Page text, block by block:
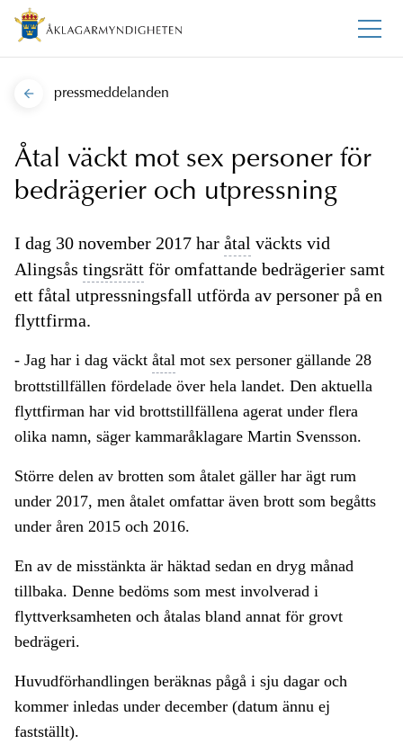
pressmeddelanden
Åtal väckt mot sex personer för
bedrägerier och utpressning
I dag 30 november 2017 har åtal väckts vid
Alingsås tingsrätt för omfattande bedrägerier samt
ett fåtal utpressningsfall utförda av personer på en
flyttfirma.
- Jag har i dag väckt åtal mot sex personer gällande 28
brottstillfällen fördelade över hela landet. Den aktuella
flyttfirman har vid brottstillfällena agerat under flera
olika namn, säger kammaråklagare Martin Svensson.
Större delen av brotten som åtalet gäller har ägt rum
under 2017, men åtalet omfattar även brott som begåtts
under åren 2015 och 2016.
En av de misstänkta är häktad sedan en dryg månad
tillbaka. Denne bedöms som mest involverad i
flyttverksamheten och åtalas bland annat för grovt
bedrägeri.
Huvudförhandlingen beräknas pågå i sju dagar och
kommer inledas under december (datum ännu ej
fastställt).